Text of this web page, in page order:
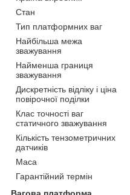
Стан
Тип платформних ваг
Найбільша межа
зважування
Найменша границя
зважування
Дискретність відліку і ціна
повірочної поділки
Клас точності ваг
статичного зважування
Кількість тензометричних
датчиків
Маса
Гарантійний термін
Вагова платформа